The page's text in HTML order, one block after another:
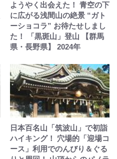
ようやく出会えた！ 青空の下
に広がる浅間山の絶景 “ガト
ーショコラ” お待たせしまし
た！ 「黒斑山」登山 【群馬
県・長野県】 2024年
日本百名山「筑波山」で初詣
ハイキング！ 穴場的「迎場コ
ース」利用でのんびり＆ぐる